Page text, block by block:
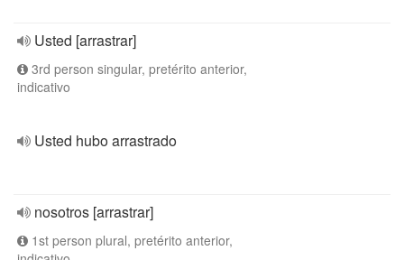
Usted [arrastrar]
3rd person singular, pretérito anterior,
indicativo
Usted hubo arrastrado
nosotros [arrastrar]
1st person plural, pretérito anterior,